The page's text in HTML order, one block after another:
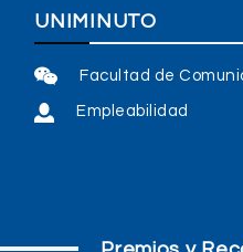
UNIMINUTO
Facultad de
Empleabilidad